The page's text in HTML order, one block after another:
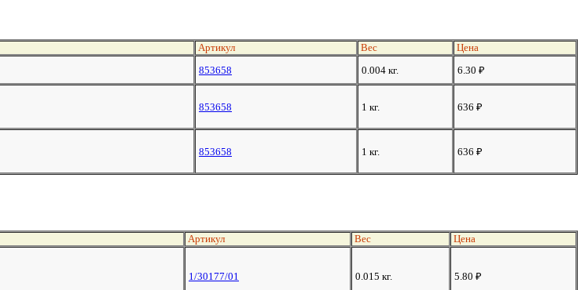
Артикул Вес
Цена
853658 0.004 кг. 6.30 ₽
853658 1 кг. 636 ₽
853658 1 кг. 636 ₽
Артикул Вес Цена
1/30177/01 0.015 кг. 5.80 ₽